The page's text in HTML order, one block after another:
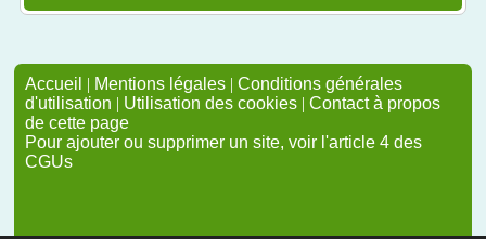
Accueil | Mentions légales | Conditions générales
d'utilisation | Utilisation des cookies | Contact à propos
de cette page
Pour ajouter ou supprimer un site, voir l'article 4 des
CGUs